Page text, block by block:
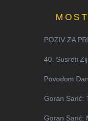
POZIV ZA
40. Susreti
Povodom
Goran Sarić:
Goran Sarić: